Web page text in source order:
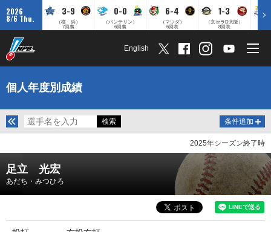
2026
8/6 Thu.
3-9
（横 浜）
7回裏
0-0
（バンテリン）
6回裏
6-4
（マツダ）
6回表
1-3
（京セラD大阪）
8回表
English
個人年度別成績
条件追加
2025年シーズン終了時
足立 光宏
あだち・みつひろ